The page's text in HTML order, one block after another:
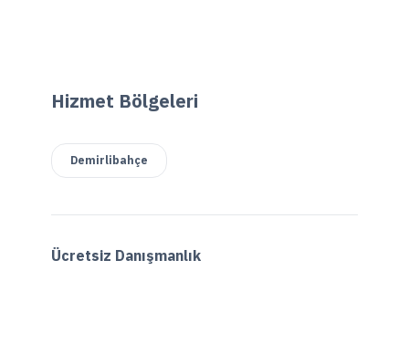
Hizmet Bölgeleri
Demirlibahçe
Ücretsiz Danışmanlık